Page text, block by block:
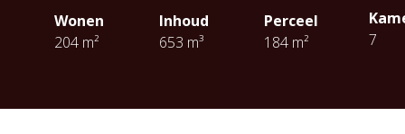
Wonen
204 m²
Inhoud
653 m³
Perceel
184 m²
7